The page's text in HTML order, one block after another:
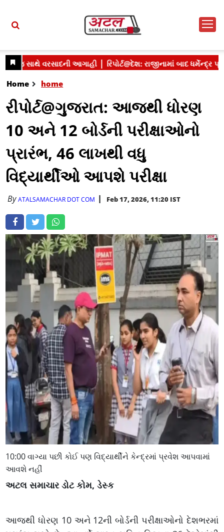
Home home
રીપોર્ટ@ગુજરાત: આજથી ધોરણ
10 અને 12 બોર્ડની પરીક્ષાઓનો
પ્રારંભ, 46 લાખથી વધુ
વિદ્યાર્થીઓ આપશે પરીક્ષા
ByATALSAMACHAR DOT COM Feb 17, 2026, 11:20 IST
10:00 વાગ્યા પછી કોઈ પણ વિદ્યાર્થીને કેન્દ્રમાં પ્રવેશ આપવામાં
આવશે નહીં
અટલ સમાચાર ડોટ કોમ, ડેસ્ક
આજથી ધોરણ 10 અને 12ની બોર્ડની પરીક્ષાઓનો દેશભરમાં